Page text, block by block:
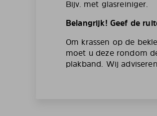
Bijv. met glasreiniger.
Belangrijk! Geef de
Om krassen op de
moet u deze rondom
plakband. Wij